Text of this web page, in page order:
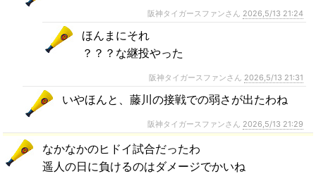
阪神タイガースファンさん 2026,5/13 21:24
ほんまにそれ
？？？な継投やった
阪神タイガースファンさん 2026,5/13 21:31
いやほんと、藤川の接戦での弱さが出たわね
阪神タイガースファンさん 2026,5/13 21:29
なかなかのヒドイ試合だったわ
遥人の日に負けるのはダメージでかいね